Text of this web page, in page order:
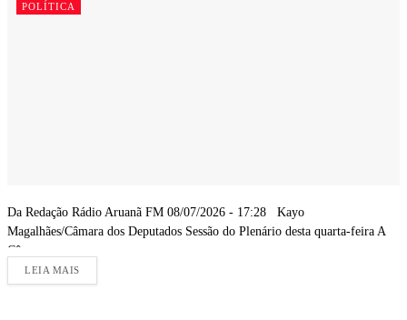
POLÍTICA
Da Redação Rádio Aruanã FM 08/07/2026 - 17:28 Kayo
Magalhães/Câmara dos Deputados Sessão do Plenário desta quarta-feira A
Câmara...
LEIA MAIS